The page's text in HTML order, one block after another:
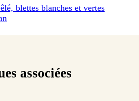
blettes blanches et vertes
associées